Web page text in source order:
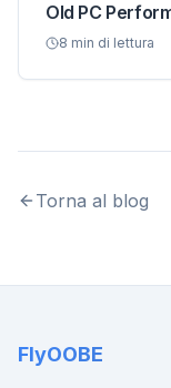
Old PC
8 min di lettura
Torna al blog
FlyOOBE